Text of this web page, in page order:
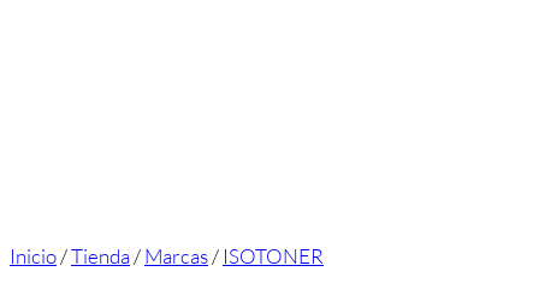
Inicio/Tienda/Marcas/ ISOTONER